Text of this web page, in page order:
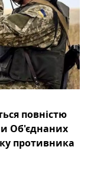
повністю
Об'єднаних
противника